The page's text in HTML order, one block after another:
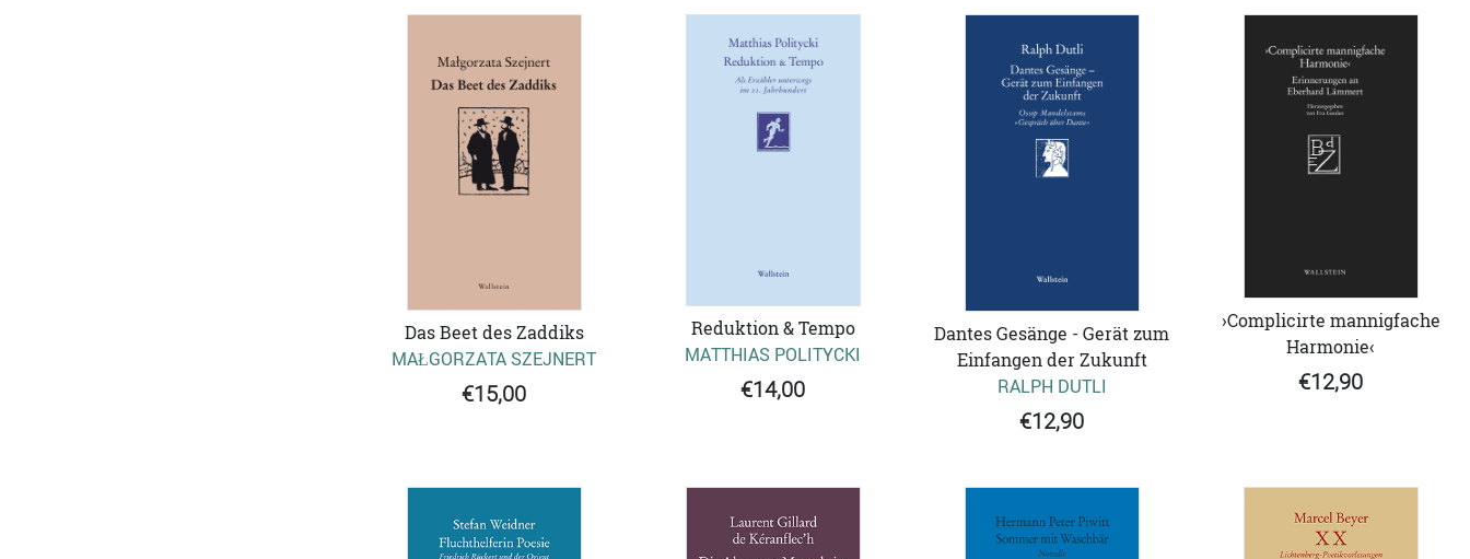
Das Beet des Zaddiks
MAŁGORZATA SZEJNERT
€15,00
Reduktion & Tempo
MATTHIAS POLITYCKI
€14,00
Dantes Gesänge - Gerät zum
Einfangen der Zukunft
RALPH DUTLI
€12,90
›Complicirte mannigfache
Harmonie‹
€12,90